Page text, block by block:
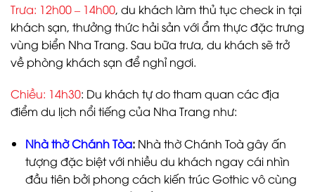
Trưa: 12h00 – 14h00, du khách làm thủ tục check in tại
khách sạn, thưởng thức hải sản với ẩm thực đặc trưng
vùng biển Nha Trang. Sau bữa trưa, du khách sẽ trở
về phòng khách sạn để nghỉ ngơi.
Chiều: 14h30: Du khách tự do tham quan các địa
điểm du lịch nổi tiếng của Nha Trang như:
Nhà thờ Chánh Tòa: Nhà thờ Chánh Toà gây ấn
tượng đặc biệt với nhiều du khách ngay cái nhìn
đầu tiên bởi phong cách kiến trúc Gothic vô cùng